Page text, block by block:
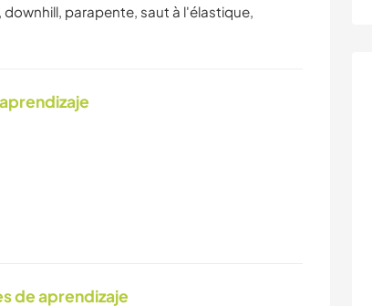
parapente, saut à l'élastique,
de aprendizaje